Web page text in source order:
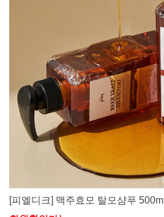
[피엘디크] 맥주효모 탈모샴푸 500ml